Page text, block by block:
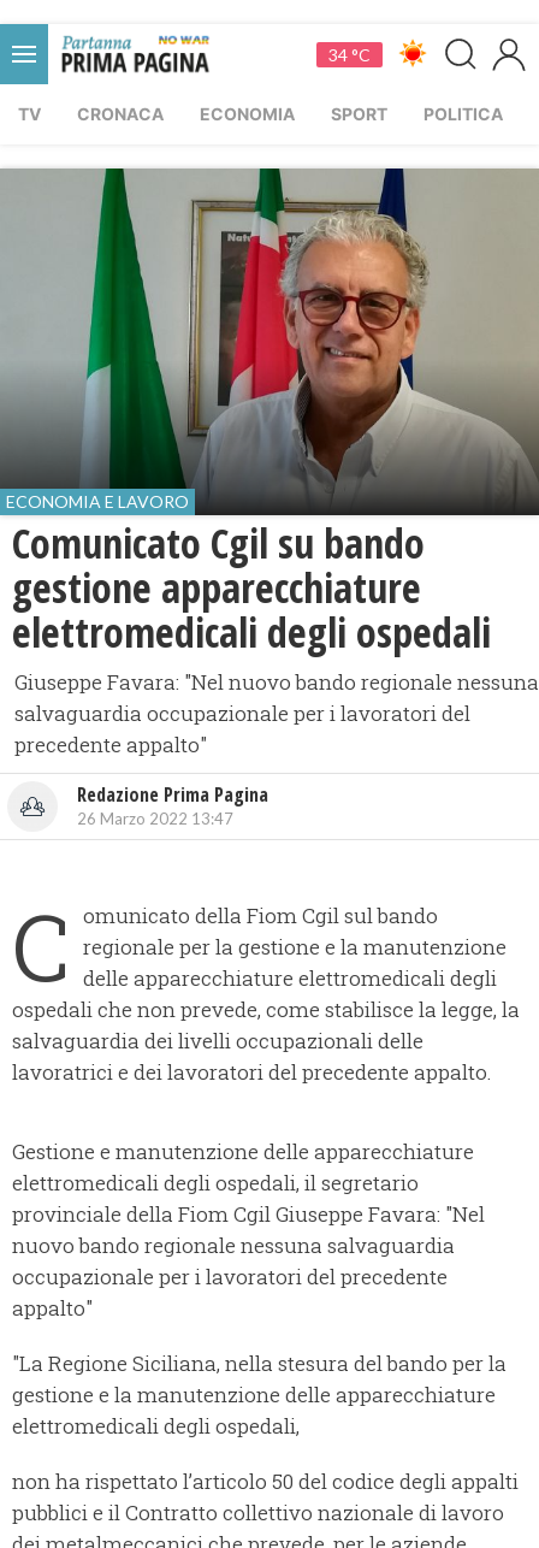
34 °C
TV CRONACA ECONOMIA SPORT POLITICA
ECONOMIA E LAVORO
Comunicato Cgil su bando
gestione apparecchiature
elettromedicali degli ospedali
Giuseppe Favara: "Nel nuovo bando regionale nessuna
salvaguardia occupazionale per i lavoratori del
precedente appalto"
Redazione Prima Pagina
26 Marzo 2022 13:47
C
omunicato della Fiom Cgil sul bando
regionale per la gestione e la manutenzione
delle apparecchiature elettromedicali degli
ospedali che non prevede, come stabilisce la legge, la
salvaguardia dei livelli occupazionali delle
lavoratrici e dei lavoratori del precedente appalto.
Gestione e manutenzione delle apparecchiature
elettromedicali degli ospedali, il segretario
provinciale della Fiom Cgil Giuseppe Favara: "Nel
nuovo bando regionale nessuna salvaguardia
occupazionale per i lavoratori del precedente
appalto"
"La Regione Siciliana, nella stesura del bando per la
gestione e la manutenzione delle apparecchiature
elettromedicali degli ospedali,
non ha rispettato l’articolo 50 del codice degli appalti
pubblici e il Contratto collettivo nazionale di lavoro